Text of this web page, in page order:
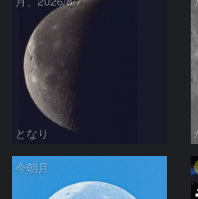
となり
今朝月